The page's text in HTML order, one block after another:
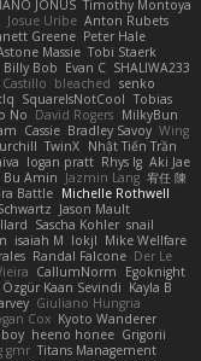
JONUS Timothy Montoya
Josue Uribe Anton Rubets
Greene Peter Hale
Massie Tobi Staerk
Billy Bob Evan C SHALIWA233
Castillo bleached senko
SquareIsNotCool Tobias
No David Rogers MilkyBun
Cassie Bradley Savoy Wing
TwinX Nhật Tiến Trần
logan pratt Rhys lg Aki Jae
Bu Amin Jazmin Lang 宥任 陳
Battle Michelle Rothwell
Jason Mault
Sascha Kohler snail
isaiah M lokjl Mike Wellfare
Randal Falcone Der Le
CallumNorm
Egoknight
Özgür Kaan Sevindi Kayla B
Giuliano Hungria
Cox Kyoto Wanderer
heeno honee Grigorii
gmr Titans Management